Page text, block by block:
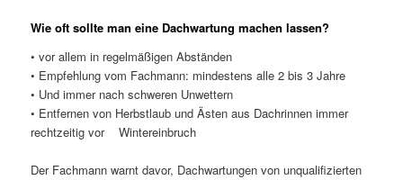
Wie oft sollte man eine Dachwartung machen lassen?
• vor allem in regelmäßigen Abständen
• Empfehlung vom Fachmann: mindestens alle 2 bis 3 Jahre
• Und immer nach schweren Unwettern
• Entfernen von Herbstlaub und Ästen aus Dachrinnen immer
rechtzeitig vor Wintereinbruch
Der Fachmann warnt davor, Dachwartungen von unqualifizierten